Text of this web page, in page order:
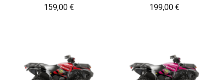
159,00 € 199,00 €